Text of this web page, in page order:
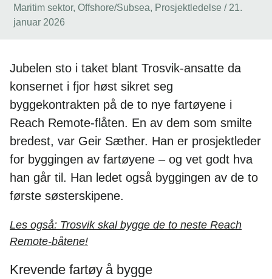
Maritim sektor,Offshore/Subsea, Prosjektledelse / 21.
januar 2026
Jubelen sto i taket blant Trosvik-ansatte da
konsernet i fjor høst sikret seg
byggekontrakten på de to nye fartøyene i
Reach Remote-flåten. En av dem som smilte
bredest, var Geir Sæther. Han er prosjektleder
for byggingen av fartøyene – og vet godt hva
han går til. Han ledet også byggingen av de to
første søsterskipene.
Les også: Trosvik skal bygge de to neste Reach
Remote-båtene!
Krevende fartøy å bygge